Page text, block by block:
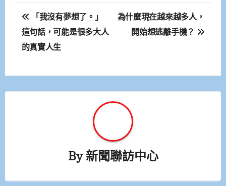
文
章
導
覽
「我沒有夢想了。」
這句話，可能是很多大人
的真實人生
為什麼現在越來越多人，
開始想逃離手機？
By新聞聯訪中心